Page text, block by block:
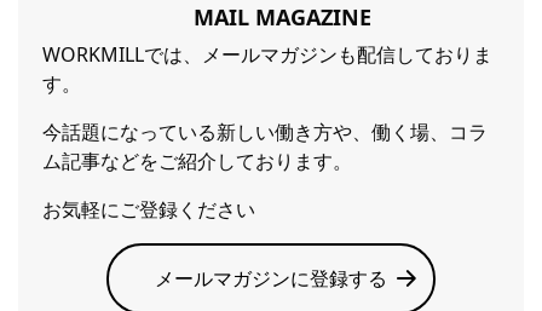
MAIL MAGAZINE
WORKMILLでは、メールマガジンも配信しておりま
す。
今話題になっている新しい働き方や、働く場、コラ
ム記事などをご紹介しております。
お気軽にご登録ください
メールマガジンに登録する